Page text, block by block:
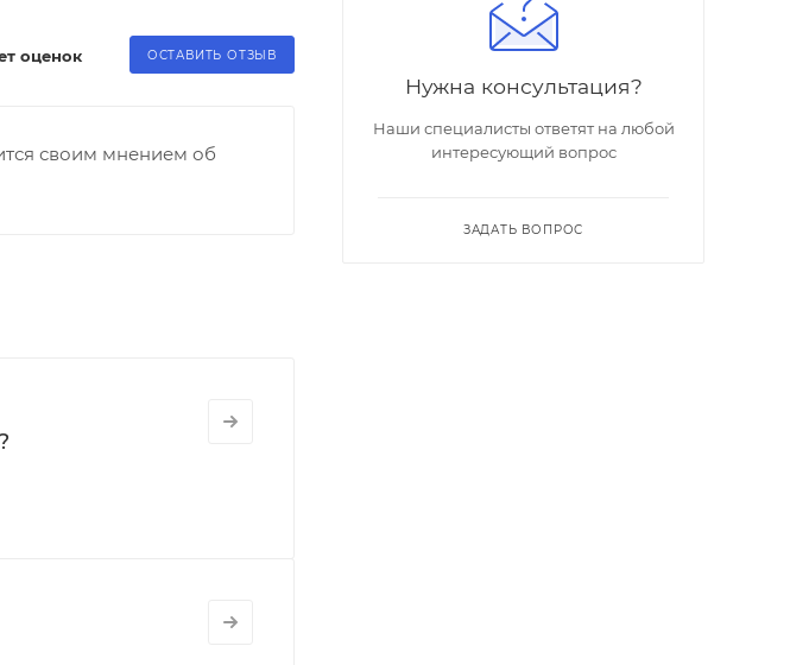
оценок ОСТАВИТЬ ОТЗЫВ
своим мнением об
Нужна консультация?
Наши специалисты ответят на любой
интересующий вопрос
ЗАДАТЬ ВОПРОС